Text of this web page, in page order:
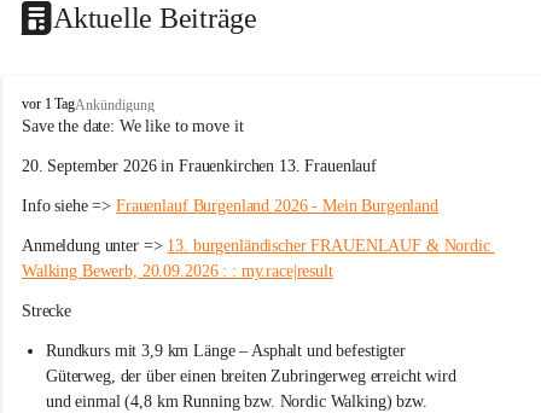
Aktuelle Beiträge
W
ö
t
r
b
e
r
g
vor 1 TagAnkündigung
Save the date: We like to move it
20. September 2026 in Frauenkirchen 13. Frauenlauf
Info siehe => Frauenlauf Burgenland 2026 - Mein Burgenland
Anmeldung unter => 13. burgenländischer FRAUENLAUF & Nordic
Walking Bewerb, 20.09.2026 : : my.race|result
Strecke
Rundkurs mit 3,9 km Länge – Asphalt und befestigter
Güterweg, der über einen breiten Zubringerweg erreicht wird
und einmal (4,8 km Running bzw. Nordic Walking) bzw.